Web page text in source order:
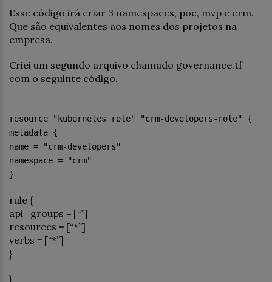
Esse código irá criar 3 namespaces, poc, mvp e crm.
Que são equivalentes aos nomes dos projetos na
empresa.
Criei um segundo arquivo chamado governance.tf
com o seguinte código.
resource "kubernetes_role" "crm-developers-role" {
metadata {
name = "crm-developers"
namespace = "crm"
}
rule {
api_groups = [“”]
resources = [“*”]
verbs = [“*”]
}
}